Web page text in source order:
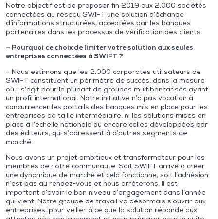
Notre objectif est de proposer fin 2019 aux 2.000 sociétés
connectées au réseau SWIFT une solution d’échange
d’informations structurées, acceptées par les banques
partenaires dans les processus de vérification des clients.
– Pourquoi ce choix de limiter votre solution aux seules
entreprises connectées à SWIFT ?
– Nous estimons que les 2.000 corporates utilisateurs de
SWIFT constituent un périmètre de succès, dans la mesure
où il s’agit pour la plupart de groupes multibancarisés ayant
un profil international. Notre initiative n’a pas vocation à
concurrencer les portails des banques mis en place pour les
entreprises de taille intermédiaire, ni les solutions mises en
place à l’échelle nationale ou encore celles développées par
des éditeurs, qui s’adressent à d’autres segments de
marché.
Nous avons un projet ambitieux et transformateur pour les
membres de notre communauté. Soit SWIFT arrive à créer
une dynamique de marché et cela fonctionne, soit l’adhésion
n’est pas au rendez-vous et nous arrêterons. Il est
important d’avoir le bon niveau d’engagement dans l’année
qui vient. Notre groupe de travail va désormais s’ouvrir aux
entreprises, pour veiller à ce que la solution réponde aux